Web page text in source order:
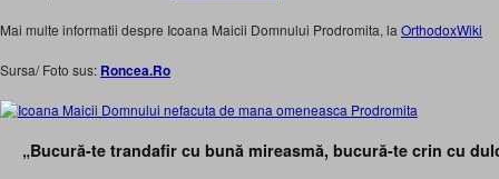
Mai multe informatii despre Icoana Maicii Domnului Prodromita, la OrthodoxWiki
Sursa/ Foto sus: Roncea.Ro
„Bucură-te trandafir cu bună mireasmă, bucură-te crin cu